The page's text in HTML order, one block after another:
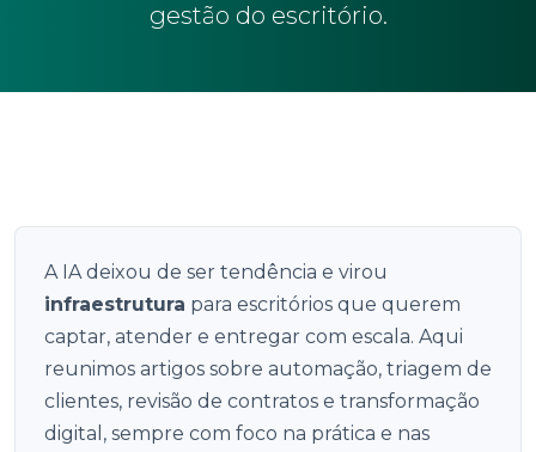
gestão do escritório.
A IA deixou de ser tendência e virou
infraestrutura para escritórios que querem
captar, atender e entregar com escala. Aqui
reunimos artigos sobre automação, triagem de
clientes, revisão de contratos e transformação
digital, sempre com foco na prática e nas